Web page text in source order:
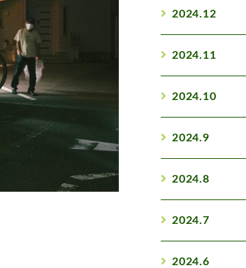
2024.12
2024.11
2024.10
2024.9
2024.8
2024.7
2024.6